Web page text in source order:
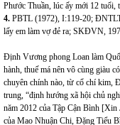
Phước Thuần, lúc ấy mới 12
4. PBTL (1972), I:119-20;
lấy em làm vợ đẻ ra; SKĐVN,
Định Vương phong Loan làm
hành, thuế má nên vô cùng giàu
chuyên chính nào, từ cổ chí kim,
trung, “định hướng xã hội chủ
năm 2012 của Tập Cận Bình [Xin
của Mao Nhuận Chi, Đặng Tiểu